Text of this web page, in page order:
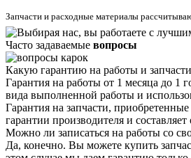
Запчасти и расходные материалы
Часто задаваемые вопросы
Какую гарантию на работы и
Гарантия на работы от 1 месяца до 1
вида выполненной работы и
Гарантия на запчасти, приобретенные
гарантии производителя и
Можно ли записаться на работы со
Да, конечно. Вы можете купить